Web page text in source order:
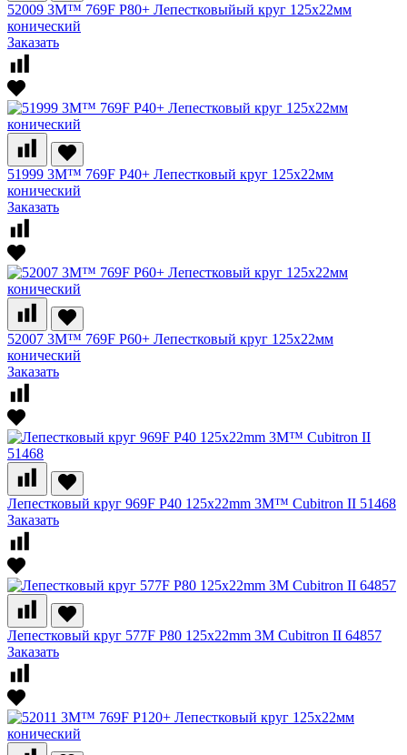
52009 3M™ 769F P80+ Лепестковыйый круг 125x22мм
конический
Заказать
51999 3M™ 769F P40+ Лепестковый круг 125x22мм
конический
Заказать
52007 3M™ 769F P60+ Лепестковый круг 125x22мм
конический
Заказать
Лепестковый круг 969F P40 125х22mm 3M™ Cubitron II 51468
Заказать
Лепестковый круг 577F P80 125х22mm 3M Cubitron II 64857
Заказать